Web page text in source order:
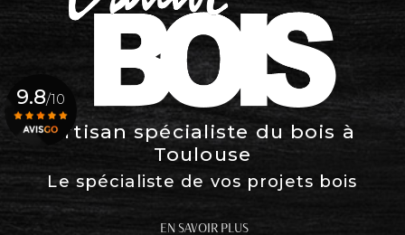
Artisan spécialiste du bois à
Toulouse
Le spécialiste de vos projets bois
EN SAVOIR PLUS
9.8/10